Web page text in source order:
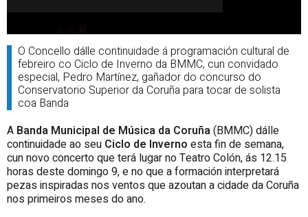
O Concello dálle continuidade á programación cultural de
febreiro co Ciclo de Inverno da BMMC, cun convidado
especial, Pedro Martínez, gañador do concurso do
Conservatorio Superior da Coruña para tocar de solista
coa Banda
A Banda Municipal de Música da Coruña(BMMC) dálle
continuidade ao seu Ciclo de Inverno esta fin de semana,
cun novo concerto que terá lugar no Teatro Colón, ás 12.15
horas deste domingo 9, e no que a formación interpretará
pezas inspiradas nos ventos que azoutan a cidade da Coruña
nos primeiros meses do ano.